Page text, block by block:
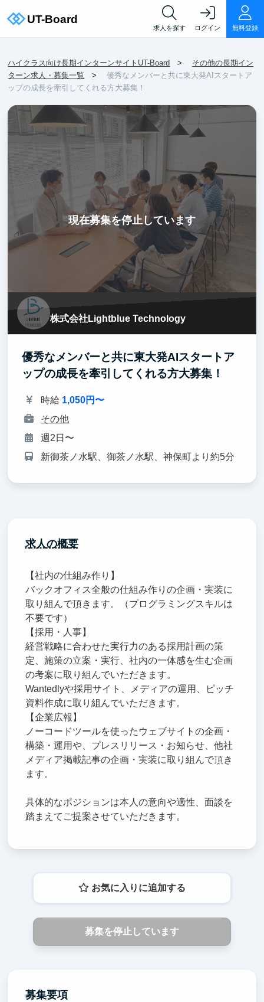
求人を探す ログイン 無料登録
ハイクラス向け長期インターンサイトUT-Board
その他の長期イン
ターン求人・募集一覧
優秀なメンバーと共に東大発AIスタートア
ップの成長を牽引してくれる方大募集！
現在募集を停止しています
株式会社Lightblue Technology
優秀なメンバーと共に東大発AIスタートア
ップの成長を牽引してくれる方大募集！
時給 1,050円〜
その他
週2日〜
新御茶ノ水駅、御茶ノ水駅、神保町より約5分
求人の概要
【社内の仕組み作り】
バックオフィス全般の仕組み作りの企画・実装に
取り組んで頂きます。（プログラミングスキルは
不要です）
【採用・人事】
経営戦略に合わせた実行力のある採用計画の策
定、施策の立案・実行、社内の一体感を生む企画
の考案に取り組んでいただきます。
Wantedlyや採用サイト、メディアの運用、ピッチ
資料作成に取り組んでいただきます。
【企業広報】
ノーコードツールを使ったウェブサイトの企画・
構築・運用や、プレスリリース・お知らせ、他社
メディア掲載記事の企画・実装に取り組んで頂き
ます。
具体的なポジションは本人の意向や適性、面談を
踏まえてご提案させていただきます。
お気に入りに追加する
募集を停止しています
募集要項